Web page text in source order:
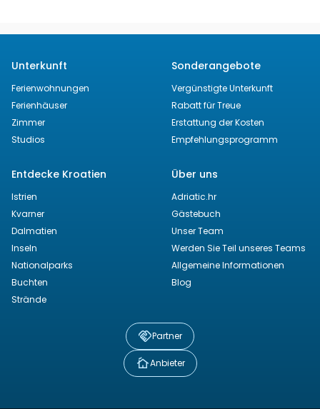
Unterkunft
Ferienwohnungen
Ferienhäuser
Zimmer
Studios
Sonderangebote
Vergünstigte Unterkunft
Rabatt für Treue
Erstattung der Kosten
Empfehlungsprogramm
Entdecke Kroatien
Istrien
Kvarner
Dalmatien
Inseln
Nationalparks
Buchten
Strände
Über uns
Adriatic.hr
Gästebuch
Unser Team
Werden Sie Teil unseres Teams
Allgemeine Informationen
Blog
Partner
Anbieter